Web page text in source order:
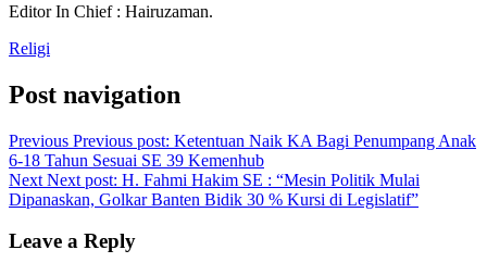
Editor In Chief : Hairuzaman.
Religi
Post navigation
Previous Previous post: Ketentuan Naik KA Bagi Penumpang Anak
6-18 Tahun Sesuai SE 39 Kemenhub
Next Next post: H. Fahmi Hakim SE : “Mesin Politik Mulai
Dipanaskan, Golkar Banten Bidik 30 % Kursi di Legislatif”
Leave a Reply